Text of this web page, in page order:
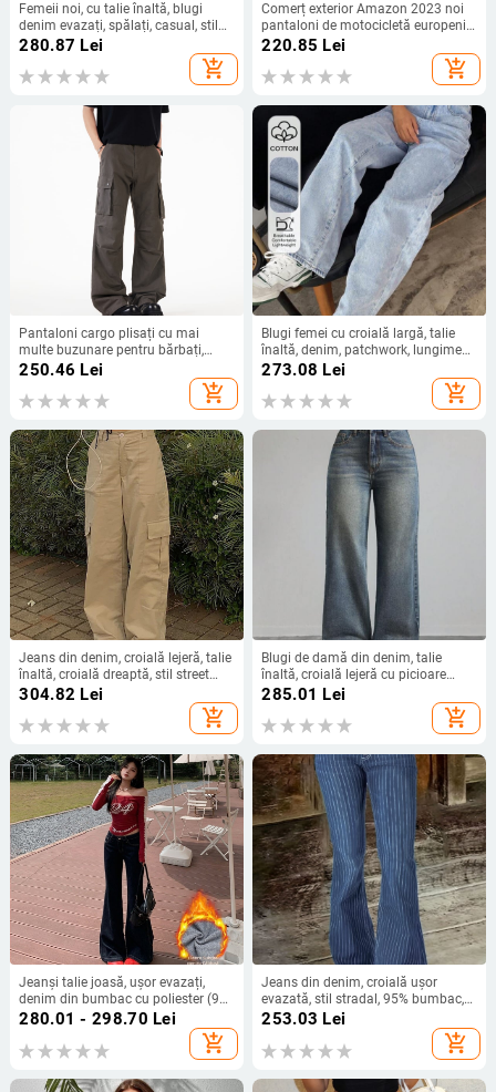
Femeii noi, cu talie înaltă, blugi
denim evazați, spălați, casual, stil
european și american
280.87 Lei
add_shopping_cart
Comerț exterior Amazon 2023 noi
pantaloni de motocicletă europeni
și americani elastici cu talie înaltă
din denim albastru, de mijloc, blugi
pentru femei
220.85 Lei
add_shopping_cart
Pantaloni cargo plisați cu mai
multe buzunare pentru bărbați,
pantaloni casual largi, spălați, stil
250.46 Lei
add_shopping_cart
Blugi femei cu croială largă, talie
înaltă, denim, patchwork, lungime
până la podea.
273.08 Lei
add_shopping_cart
Jeans din denim, croială lejeră, talie
înaltă, croială dreaptă, stil street
hipster, 90–95% bumbac
304.82 Lei
add_shopping_cart
Blugi de damă din denim, talie
înaltă, croială lejeră cu picioare
largi, 90–95% bumbac și <30%
poliester, primăvara 2025, stil street
hipster
285.01 Lei
add_shopping_cart
Jeanși talie joasă, ușor evazați,
denim din bumbac cu poliester (90-
95% bumbac), fără elastan,
prelucrați la temperaturi înalte
280.01 - 298.70 Lei
add_shopping_cart
Jeans din denim, croială ușor
evazată, stil stradal, 95% bumbac,
închidere cu nasturi.
253.03 Lei
add_shopping_cart